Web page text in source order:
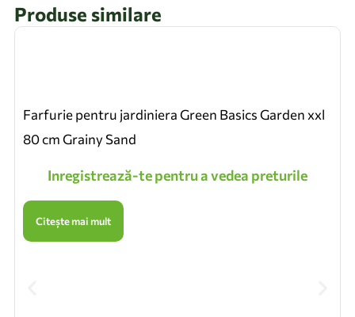
Produse similare
Farfurie pentru jardiniera Green Basics Garden xxl
80 cm Grainy Sand
Inregistrează-te pentru a vedea preturile
Citește mai mult